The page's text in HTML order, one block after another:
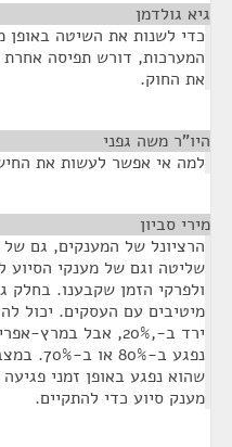
גיא גולדמן
כדי לשנות את השיטה באופן
המערכות, דורש תפיסה אחרת
את החוק.
היו"ר משה גפני
למה אי אפשר לעשות את
מירי סביון
הרציונל של המענקים, גם של
שליטה וגם של מענקי הסיוע
ולפרקי הזמן שקבענו. בחלק
מיטיבים עם העסקים. יכול
ירד ב-,20%, אבל
נפגע ב-
שהוא נפגע באופן זמני
מענק סיוע כדי להתקיים.